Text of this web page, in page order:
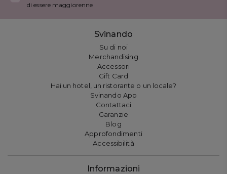
di essere maggiorenne
Svinando
Su di noi
Merchandising
Accessori
Gift Card
Hai un hotel, un ristorante o un locale?
Svinando App
Contattaci
Garanzie
Blog
Approfondimenti
Accessibilità
Informazioni